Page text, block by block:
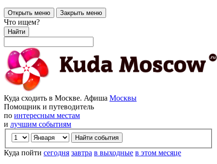
Открыть меню Закрыть меню
Что ищем?
Найти
Куда сходить в Москве. Афиша Москвы
Помощник и путеводитель
по интересным местам
и лучшим событиям
Куда пойти сегодня завтра в выходные в этом месяце